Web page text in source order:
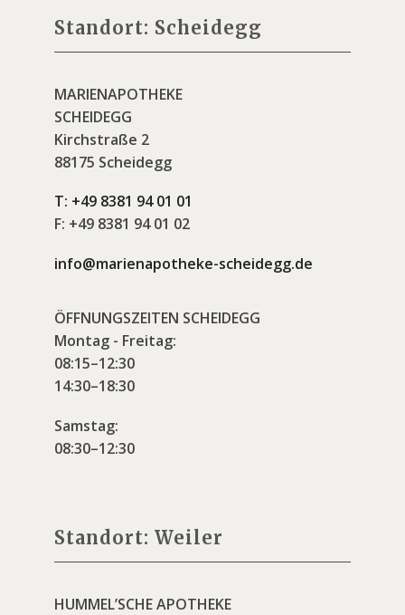
Standort: Scheidegg
MARIENAPOTHEKE
SCHEIDEGG
Kirchstraße 2
88175 Scheidegg
T: +49 8381 94 01 01
F: +49 8381 94 01 02
info@marienapotheke-scheidegg.de
ÖFFNUNGSZEITEN SCHEIDEGG
Montag - Freitag:
08:15–12:30
14:30–18:30
Samstag:
08:30–12:30
Standort: Weiler
HUMMEL’SCHE APOTHEKE